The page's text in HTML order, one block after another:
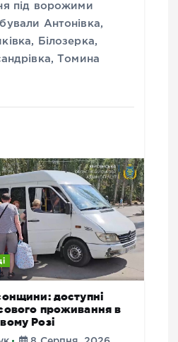
під ворожими
Антонівка,
Білозерка,
Томина
доступні
проживання в
Розі